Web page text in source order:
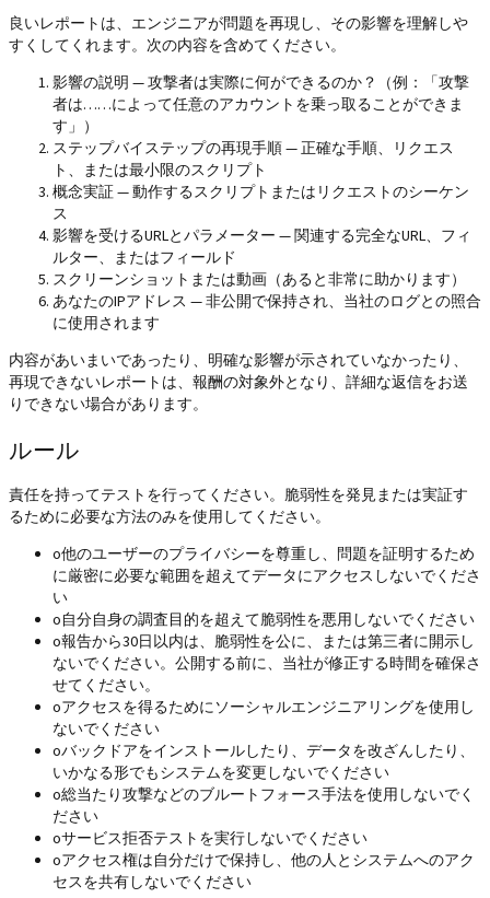
良いレポートは、エンジニアが問題を再現し、その影響を理解しや
すくしてくれます。次の内容を含めてください。
影響の説明 — 攻撃者は実際に何ができるのか？（例：「攻撃
者は……によって任意のアカウントを乗っ取ることができま
す」）
ステップバイステップの再現手順 — 正確な手順、リクエス
ト、または最小限のスクリプト
概念実証 — 動作するスクリプトまたはリクエストのシーケン
ス
影響を受けるURLとパラメーター — 関連する完全なURL、フィ
ルター、またはフィールド
スクリーンショットまたは動画（あると非常に助かります）
あなたのIPアドレス — 非公開で保持され、当社のログとの照合
に使用されます
内容があいまいであったり、明確な影響が示されていなかったり、
再現できないレポートは、報酬の対象外となり、詳細な返信をお送
りできない場合があります。
ルール
責任を持ってテストを行ってください。脆弱性を発見または実証す
るために必要な方法のみを使用してください。
o他のユーザーのプライバシーを尊重し、問題を証明するため
に厳密に必要な範囲を超えてデータにアクセスしないでくださ
い
o自分自身の調査目的を超えて脆弱性を悪用しないでください
o報告から30日以内は、脆弱性を公に、または第三者に開示し
ないでください。公開する前に、当社が修正する時間を確保さ
せてください。
oアクセスを得るためにソーシャルエンジニアリングを使用し
ないでください
oバックドアをインストールしたり、データを改ざんしたり、
いかなる形でもシステムを変更しないでください
o総当たり攻撃などのブルートフォース手法を使用しないでく
ださい
oサービス拒否テストを実行しないでください
oアクセス権は自分だけで保持し、他の人とシステムへのアク
セスを共有しないでください